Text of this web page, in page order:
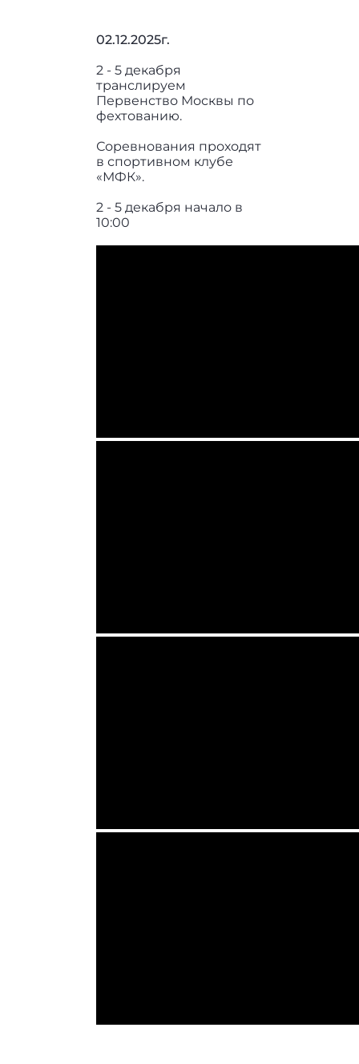
02.12.2025г.
2 - 5 декабря
транслируем
Первенство Москвы по
фехтованию.
Соревнования проходят
в спортивном клубе
«МФК».
2 - 5 декабря начало в
10:00